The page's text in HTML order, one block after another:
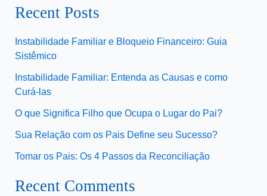
Recent Posts
Instabilidade Familiar e Bloqueio Financeiro: Guia
Sistêmico
Instabilidade Familiar: Entenda as Causas e como
Curá-las
O que Significa Filho que Ocupa o Lugar do Pai?
Sua Relação com os Pais Define seu Sucesso?
Tomar os Pais: Os 4 Passos da Reconciliação
Recent Comments